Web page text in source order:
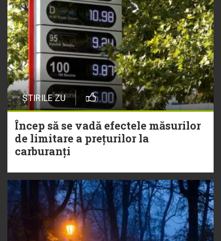
ȘTIRILE ZU
Încep să se vadă efectele măsurilor
de limitare a prețurilor la
carburanți